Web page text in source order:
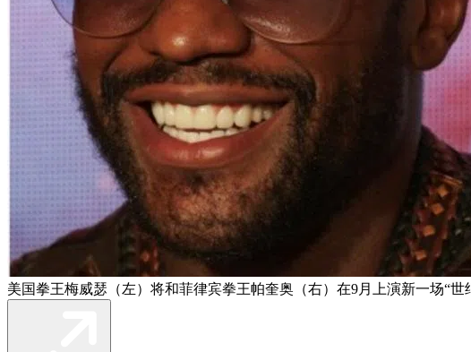
美国拳王梅威瑟（左）将和菲律宾拳王帕奎奥（右）在9月上演新一场“世